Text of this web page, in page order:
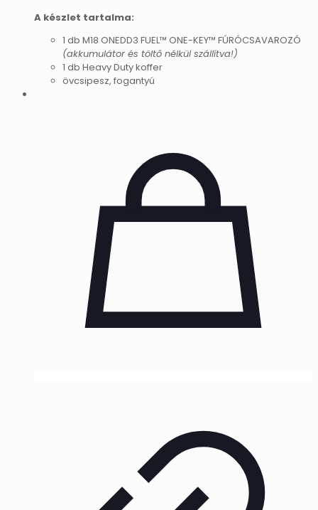
A készlet tartalma:
1 db M18 ONEDD3 FUEL™ ONE-KEY™ FÚRÓCSAVAROZÓ
(akkumulátor és töltő nélkül szállítva!)
1 db Heavy Duty koffer
övcsipesz, fogantyú